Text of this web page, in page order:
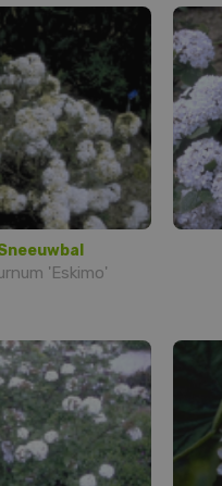
'Eskimo'